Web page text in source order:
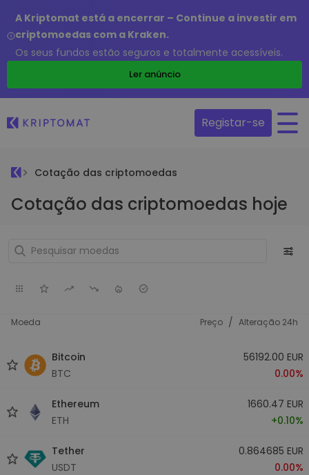
A Kriptomat está a encerrar – Continue a investir em
criptomoedas com a Kraken.
Os seus fundos estão seguros e totalmente acessíveis.
Ler anúncio
Registar-se
Cotação das criptomoedas
Cotação das criptomoedas hoje
Moeda Preço / Alteração 24h
Bitcoin
BTC
56192.00 EUR
0.00%
Ethereum
ETH
1660.47 EUR
+0.10%
Tether
USDT
0.864685 EUR
0.00%